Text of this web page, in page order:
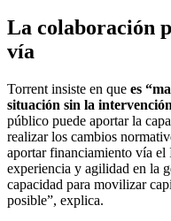
La colaboración
vía
Torrent insiste en que es
situación sin la
público puede aportar la
realizar los cambios
aportar financiamiento vía
experiencia y agilidad en la
capacidad para movilizar
posible”, explica.